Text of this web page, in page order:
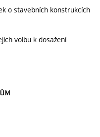
o stavebních konstrukcích
volbu k dosažení